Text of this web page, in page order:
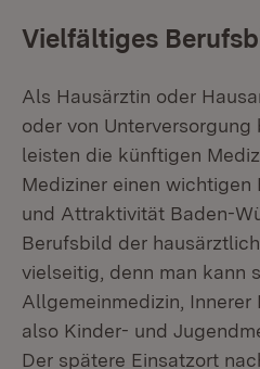
Vielfältiges
Als Hausärztin oder
oder von
leisten die künftigen
Mediziner einen wichtigen
und Attraktivität Baden-
Berufsbild der
vielseitig, denn man kann
Allgemeinmedizin, Innerer
also Kinder- und
Der spätere Einsatzort